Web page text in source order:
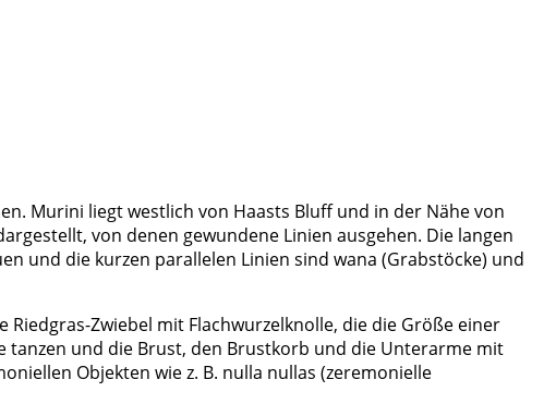
Murini liegt westlich von Haasts Bluff und in der Nähe von
von denen gewundene Linien ausgehen. Die langen
und die kurzen parallelen Linien sind wana (Grabstöcke) und
Zwiebel mit Flachwurzelknolle, die die Größe einer
tanzen und die Brust, den Brustkorb und die Unterarme mit
Objekten wie z. B. nulla nullas (zeremonielle